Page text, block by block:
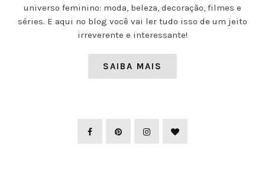
universo feminino: moda, beleza, decoração, filmes e
séries. E aqui no blog você vai ler tudo isso de um jeito
irreverente e interessante!
SAIBA MAIS